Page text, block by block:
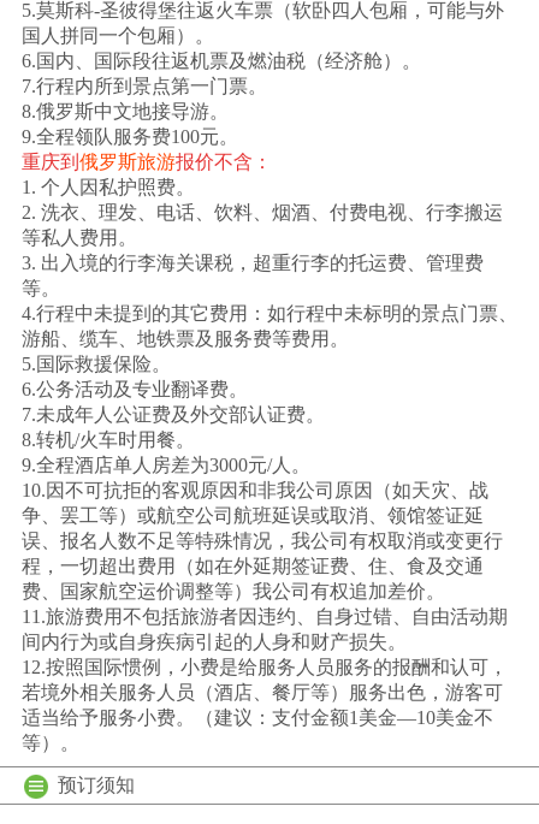
5.莫斯科-圣彼得堡往返火车票（软卧四人包厢，可能与外
国人拼同一个包厢）。
6.国内、国际段往返机票及燃油税（经济舱）。
7.行程内所到景点第一门票。
8.俄罗斯中文地接导游。
9.全程领队服务费100元。
重庆到 俄罗斯旅游报价不含：
1. 个人因私护照费。
2. 洗衣、理发、电话、饮料、烟酒、付费电视、行李搬运
等私人费用。
3. 出入境的行李海关课税，超重行李的托运费、管理费
等。
4.行程中未提到的其它费用：如行程中未标明的景点门票、
游船、缆车、地铁票及服务费等费用。
5.国际救援保险。
6.公务活动及专业翻译费。
7.未成年人公证费及外交部认证费。
8.转机/火车时用餐。
9.全程酒店单人房差为3000元/人。
10.因不可抗拒的客观原因和非我公司原因（如天灾、战
争、罢工等）或航空公司航班延误或取消、领馆签证延
误、报名人数不足等特殊情况，我公司有权取消或变更行
程，一切超出费用（如在外延期签证费、住、食及交通
费、国家航空运价调整等）我公司有权追加差价。
11.旅游费用不包括旅游者因违约、自身过错、自由活动期
间内行为或自身疾病引起的人身和财产损失。
12.按照国际惯例，小费是给服务人员服务的报酬和认可，
若境外相关服务人员（酒店、餐厅等）服务出色，游客可
适当给予服务小费。（建议：支付金额1美金—10美金不
等）。
预订须知